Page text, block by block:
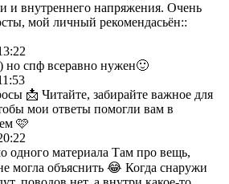
и внутреннего напряжения. Очень
мой личный рекомендасьён::
но спф всеравно нужен🙂
📩 Читайте, забирайте важное для
мои ответы помогли вам в
🩷
одного материала Там про вещь,
могла объяснить 😂 Когда снаружи